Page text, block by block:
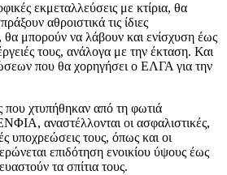
εκμεταλλεύσεις με κτίρια, θα
αθροιστικά τις ίδιες
θα μπορούν να λάβουν και ενίσχυση έως
τους, ανάλογα με την έκταση. Και
που θα χορηγήσει ο ΕΛΓΑ για την
που χτυπήθηκαν από τη φωτιά
αναστέλλονται οι ασφαλιστικές,
υποχρεώσεις τους, όπως και οι
επιδότηση ενοικίου ύψους έως
τα σπίτια τους.